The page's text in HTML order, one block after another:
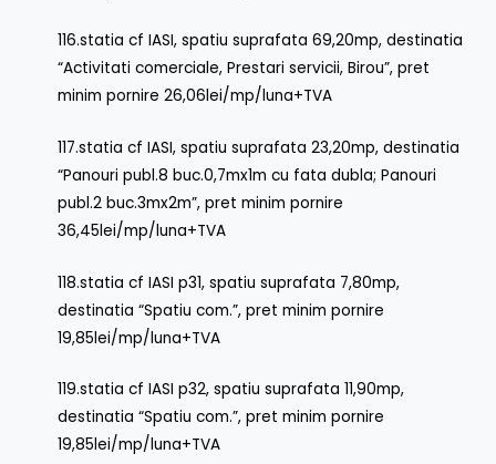
116.statia cf IASI, spatiu suprafata 69,20mp, destinatia
“Activitati comerciale, Prestari servicii, Birou”, pret
minim pornire 26,06lei/mp/luna+TVA
117.statia cf IASI, spatiu suprafata 23,20mp, destinatia
“Panouri publ.8 buc.0,7mx1m cu fata dubla; Panouri
publ.2 buc.3mx2m”, pret minim pornire
36,45lei/mp/luna+TVA
118.statia cf IASI p31, spatiu suprafata 7,80mp,
destinatia “Spatiu com.”, pret minim pornire
19,85lei/mp/luna+TVA
119.statia cf IASI p32, spatiu suprafata 11,90mp,
destinatia “Spatiu com.”, pret minim pornire
19,85lei/mp/luna+TVA